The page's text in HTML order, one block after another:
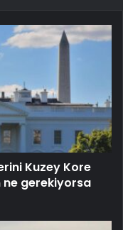
Kuzey Kore
ne gerekiyorsa